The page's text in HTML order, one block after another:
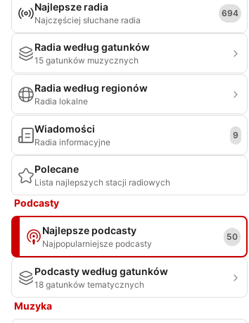
Najlepsze radia
Najczęściej słuchane radia
694
Radia według gatunków
15 gatunków muzycznych
Radia według regionów
Radia lokalne
Wiadomości
Radia informacyjne
9
Polecane
Lista najlepszych stacji radiowych
Podcasty
Najlepsze podcasty
Najpopularniejsze podcasty
50
Podcasty według gatunków
18 gatunków tematycznych
Muzyka